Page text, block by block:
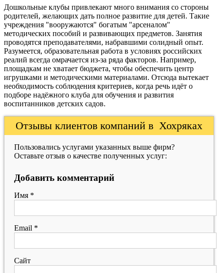
Дошкольные клубы привлекают много внимания со стороны
родителей, желающих дать полное развитие для детей. Такие
учреждения "вооружаются" богатым "арсеналом"
методических пособий и развивающих предметов. Занятия
проводятся преподавателями, набравшими солидный опыт.
Разумеется, образовательная работа в условиях российских
реалий всегда омрачается из-за ряда факторов. Например,
площадкам не хватает бюджета, чтобы обеспечить центр
игрушками и методическими материалами. Отсюда вытекает
необходимость соблюдения критериев, когда речь идёт о
подборе надёжного клуба для обучения и развития
воспитанников детских садов.
Отзывы клиентов компаний в Хохряках
Пользовались услугами указанных выше фирм?
Оставьте отзыв о качестве полученных услуг:
Добавить комментарий
Имя *
Email *
Сайт